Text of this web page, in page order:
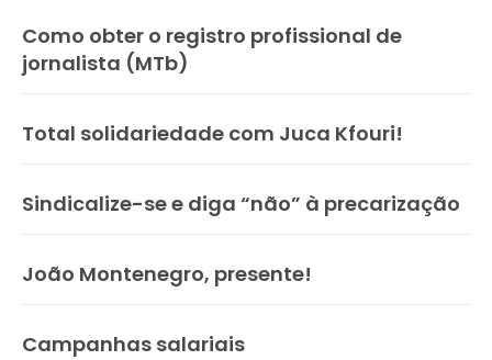
Como obter o registro profissional de
jornalista (MTb)
Total solidariedade com Juca Kfouri!
Sindicalize-se e diga “não” à precarização
João Montenegro, presente!
Campanhas salariais